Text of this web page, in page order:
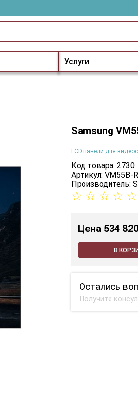
Услуги
Samsung
LCD панели для
Код товара: 2730
Артикул: VM55B-R
Производитель:
☆ ☆ ☆ ☆ ☆
Цена 534
В
Остались
Получите